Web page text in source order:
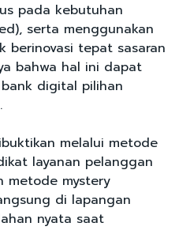
pada kebutuhan
serta menggunakan
berinovasi tepat sasaran
bahwa hal ini dapat
digital pilihan
melalui metode
layanan pelanggan
metode mystery
di lapangan
nyata saat